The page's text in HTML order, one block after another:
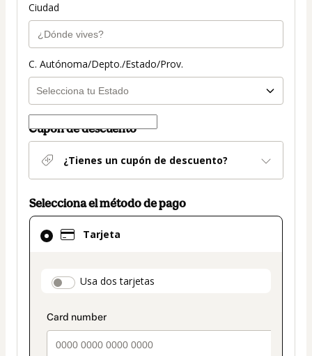
Ciudad
C. Autónoma/Depto./Estado/Prov.
Cupón de descuento
¿Tienes un cupón de descuento?
Selecciona el método de pago
Tarjeta
payment_data.section_title_v2
Usa dos tarjetas
El
método
seleccionado
Tarjeta